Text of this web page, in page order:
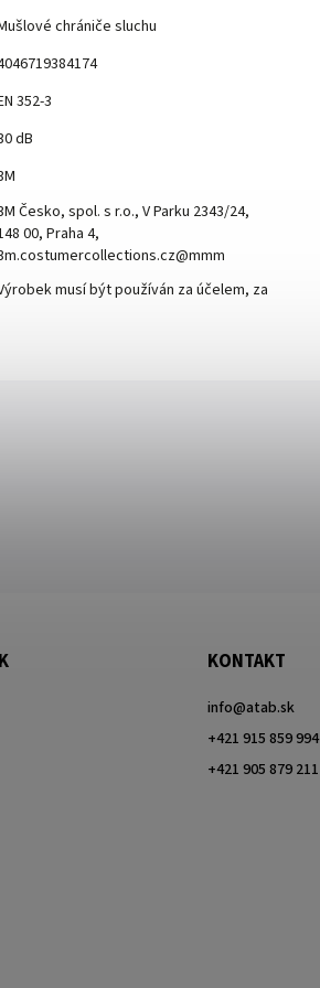
chrániče sluchu
352-3
dB
Česko, spol. s r.o., V Parku 2343/24,
00, Praha 4,
musí být používán za účelem, za
KONTAKT
info@atab.sk
+421 915 859 994
+421 905 879 211